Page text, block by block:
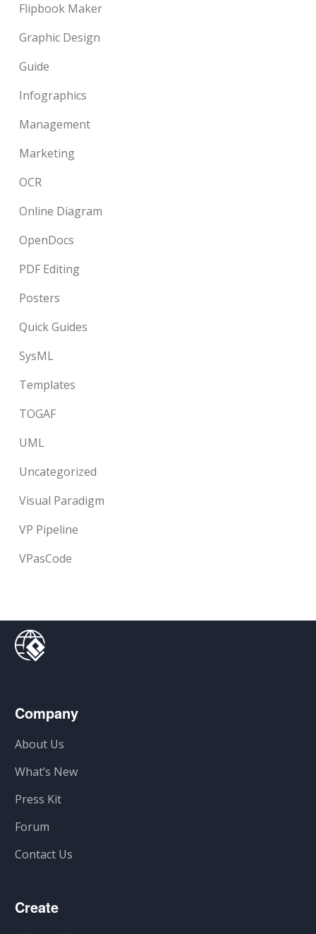
Flipbook Maker
Graphic Design
Guide
Infographics
Management
Marketing
OCR
Online Diagram
OpenDocs
PDF Editing
Posters
Quick Guides
SysML
Templates
TOGAF
UML
Uncategorized
Visual Paradigm
VP Pipeline
VPasCode
Company
About Us
What’s New
Press Kit
Forum
Contact Us
Create